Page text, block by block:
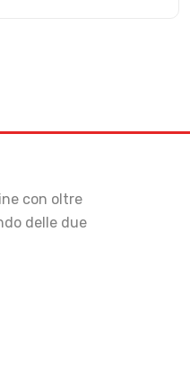
con oltre
delle due